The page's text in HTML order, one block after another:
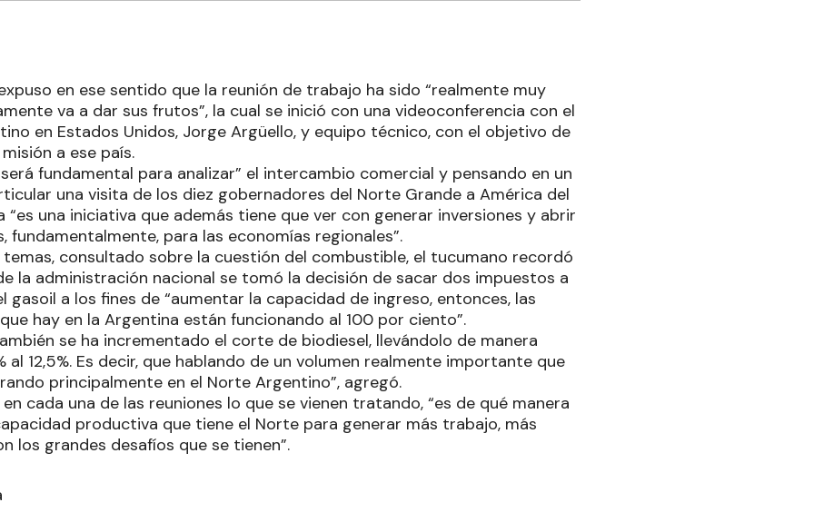
en ese sentido que la reunión de trabajo ha sido “realmente muy
va a dar sus frutos”, la cual se inició con una videoconferencia con el
en Estados Unidos, Jorge Argüello, y equipo técnico, con el objetivo de
a ese país.
fundamental para analizar” el intercambio comercial y pensando en un
una visita de los diez gobernadores del Norte Grande a América del
“es una iniciativa que además tiene que ver con generar inversiones y abrir
fundamentalmente, para las economías regionales”.
consultado sobre la cuestión del combustible, el tucumano recordó
la administración nacional se tomó la decisión de sacar dos impuestos a
gasoil a los fines de “aumentar la capacidad de ingreso, entonces, las
hay en la Argentina están funcionando al 100 por ciento”.
se ha incrementado el corte de biodiesel, llevándolo de manera
al 12,5%. Es decir, que hablando de un volumen realmente importante que
principalmente en el Norte Argentino”, agregó.
cada una de las reuniones lo que se vienen tratando, “es de qué manera
productiva que tiene el Norte para generar más trabajo, más
los grandes desafíos que se tienen”.